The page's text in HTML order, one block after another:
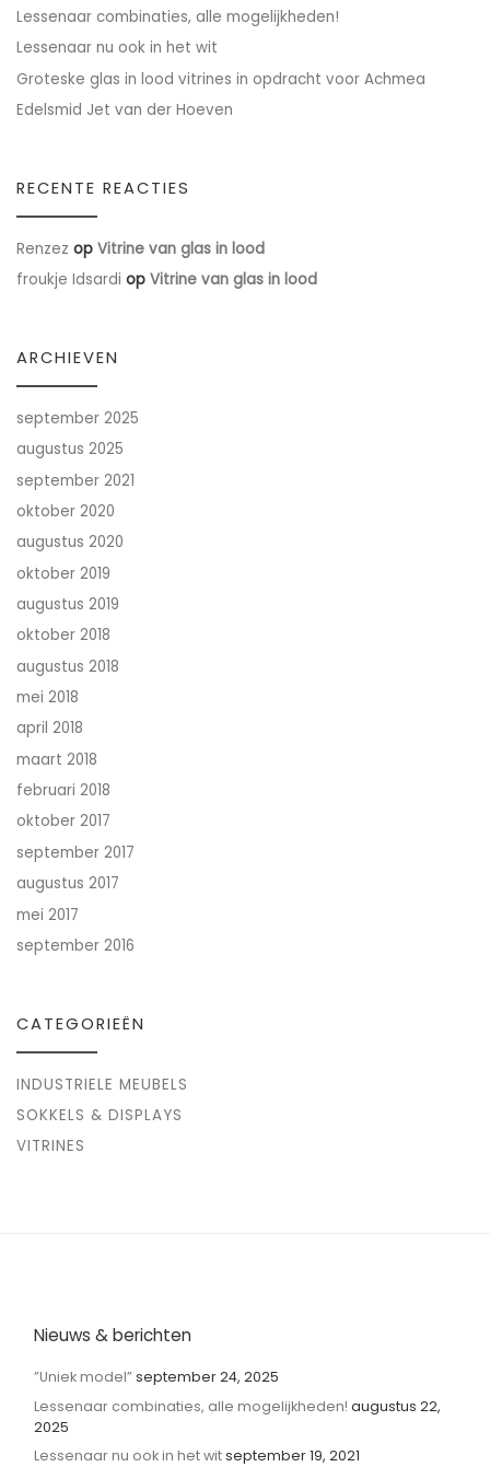
Lessenaar combinaties, alle mogelijkheden!
Lessenaar nu ook in het wit
Groteske glas in lood vitrines in opdracht voor Achmea
Edelsmid Jet van der Hoeven
RECENTE REACTIES
Renzez op Vitrine van glas in lood
froukje Idsardi op Vitrine van glas in lood
ARCHIEVEN
september 2025
augustus 2025
september 2021
oktober 2020
augustus 2020
oktober 2019
augustus 2019
oktober 2018
augustus 2018
mei 2018
april 2018
maart 2018
februari 2018
oktober 2017
september 2017
augustus 2017
mei 2017
september 2016
CATEGORIEËN
INDUSTRIELE MEUBELS
SOKKELS & DISPLAYS
VITRINES
Nieuws & berichten
”Uniek model”september 24, 2025
Lessenaar combinaties, alle mogelijkheden! augustus 22,
2025
Lessenaar nu ook in het witseptember 19, 2021